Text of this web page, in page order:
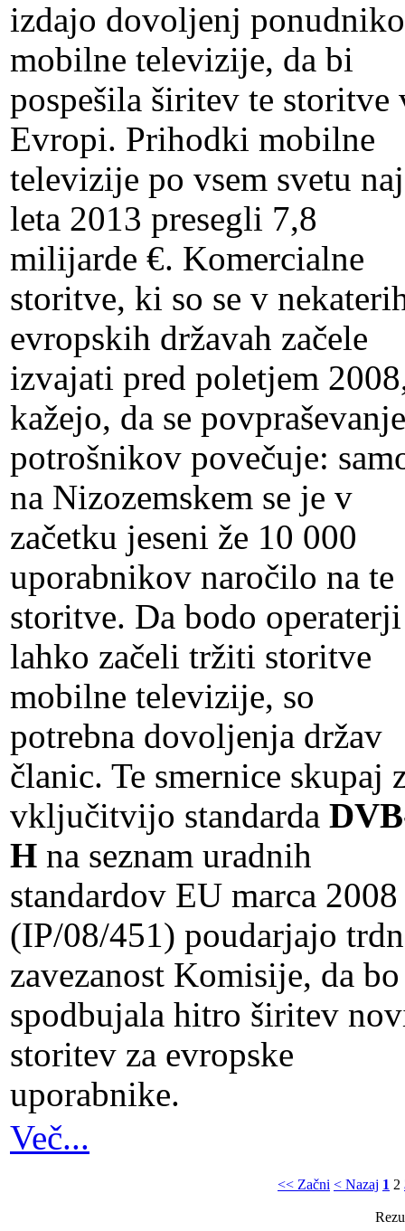
izdajo dovoljenj
mobilne televizije, da bi
pospešila širitev te storitve
Evropi. Prihodki mobilne
televizije po vsem svetu
leta 2013 presegli 7,8
milijarde €. Komercialne
storitve, ki so se v
evropskih državah začele
izvajati pred poletjem
kažejo, da se povpraševanje
potrošnikov povečuje:
na Nizozemskem se je v
začetku jeseni že 10 000
uporabnikov naročilo na te
storitve. Da bodo operaterji
lahko začeli tržiti storitve
mobilne televizije, so
potrebna dovoljenja držav
članic. Te smernice skupaj
vključitvijo standarda
H na seznam uradnih
standardov EU marca 2008
(IP/08/451) poudarjajo
zavezanost Komisije, da bo
spodbujala hitro širitev
storitev za evropske
uporabnike.
Več...
<< Začni < Nazaj 1 2